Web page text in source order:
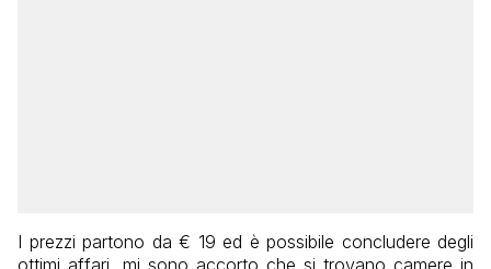
I prezzi partono da € 19 ed è possibile concludere degli